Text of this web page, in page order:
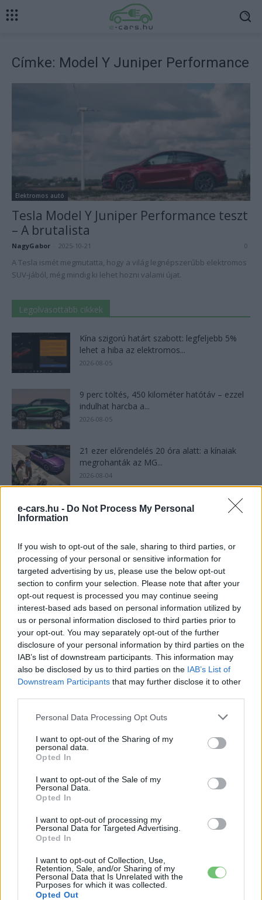
e-cars.hu - Do Not Process My Personal
Information
If you wish to opt-out of the sale, sharing to third parties, or
processing of your personal or sensitive information for
targeted advertising by us, please use the below opt-out
section to confirm your selection. Please note that after your
opt-out request is processed you may continue seeing
interest-based ads based on personal information utilized by
us or personal information disclosed to third parties prior to
your opt-out. You may separately opt-out of the further
disclosure of your personal information by third parties on the
IAB’s list of downstream participants. This information may
also be disclosed by us to third parties on the IAB’s List of
Downstream Participants that may further disclose it to other
Personal Data Processing Opt Outs
I want to opt-out of the Sharing of my
personal data.
Opted In
I want to opt-out of the Sale of my
Personal Data.
Opted In
I want to opt-out of processing my
Personal Data for Targeted Advertising.
Opted In
I want to opt-out of Collection, Use,
Retention, Sale, and/or Sharing of my
Personal Data that Is Unrelated with the
Purposes for which it was collected.
Opted Out
Címke: Model Y Juniper Performance
Elektromos autó
Tesla Model Y Juniper Performance teszt
– A brutalista
NagyGabor 2025-10-21 0
A Tesla ismét megmutatta, hogy a világ legnépszerűbb elektromos
SUV-jából, még mindig ki lehet hozni valami újat.
Legolvasottabb cikkek
Kína szigorú határt szabott: legfeljebb 5%
lehet a hiba az elektromos...
2026-08-05
9 perc töltés, 450 kilométer hatótáv – ezzel
indulhat harcba a...
2026-08-05
21 ezer előrendelés 20 óra alatt: a kínaiak
megrohanták az MG...
2026-08-04
A Leapmotor átlépte a 100 ezres
A Volkswagen bedobta azt a lapot Kínában,
amivel a helyi EV-gyártókat...
2026-08-04
Az Audi letarolta saját rekordjait — készül
minden idők leghatékonyabb villanyautója
2026-08-04
4000 állomás, 108 másodperc: itt a Nio új
csererekordja
2026-08-05
gyártó imádott
124%-kal nőtt a BYD exportja — ez lehet az
Hyundai IONIQ 5 titkos tesztautója
2026-08-03